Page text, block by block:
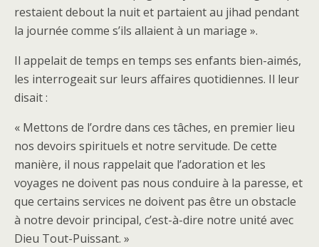
restaient debout la nuit et partaient au jihad pendant
la journée comme s’ils allaient à un mariage ».
Il appelait de temps en temps ses enfants bien-aimés,
les interrogeait sur leurs affaires quotidiennes. Il leur
disait :
« Mettons de l’ordre dans ces tâches, en premier lieu
nos devoirs spirituels et notre servitude. De cette
manière, il nous rappelait que l’adoration et les
voyages ne doivent pas nous conduire à la paresse, et
que certains services ne doivent pas être un obstacle
à notre devoir principal, c’est-à-dire notre unité avec
Dieu Tout-Puissant. »